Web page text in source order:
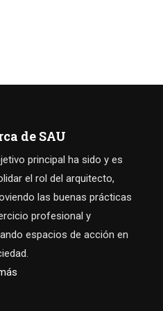
de SAU
principal ha sido y es
el rol del arquitecto,
las buenas prácticas
profesional y
espacios de acción en